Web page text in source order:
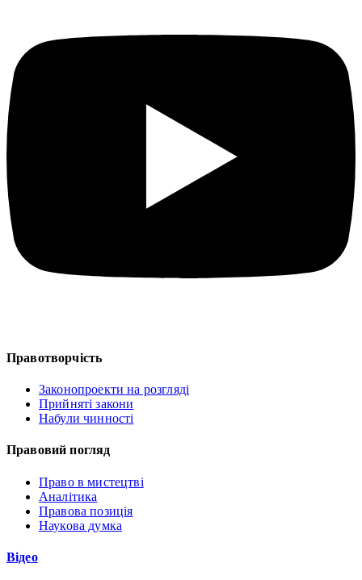
Правотворчість
Законопроекти на розгляді
Прийняті закони
Набули чинності
Правовий погляд
Право в мистецтві
Аналітика
Правова позиція
Наукова думка
Відео